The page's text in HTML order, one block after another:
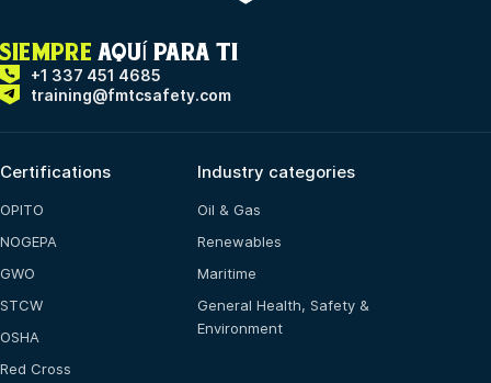
SIEMPRE AQUÍ PARA TI
+1 337 451 4685
training@fmtcsafety.com
Certifications
OPITO
NOGEPA
GWO
STCW
OSHA
Red Cross
Industry categories
Oil & Gas
Renewables
Maritime
General Health, Safety &
Environment